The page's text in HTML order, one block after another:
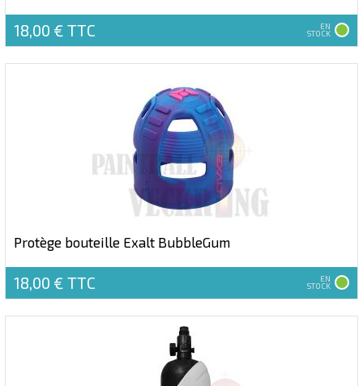
18,00 € TTC EN
STOCK
Protège bouteille Exalt BubbleGum
18,00 € TTC EN
STOCK